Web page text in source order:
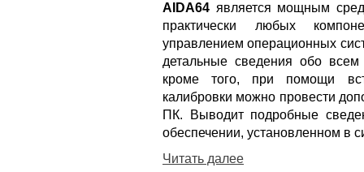
AIDA64 является мощным
практически любых
управлением операционных
детальные сведения обо
кроме того, при помощи
калибровки можно провести
ПК. Выводит подробные
обеспечении, установленном в
Читать далее